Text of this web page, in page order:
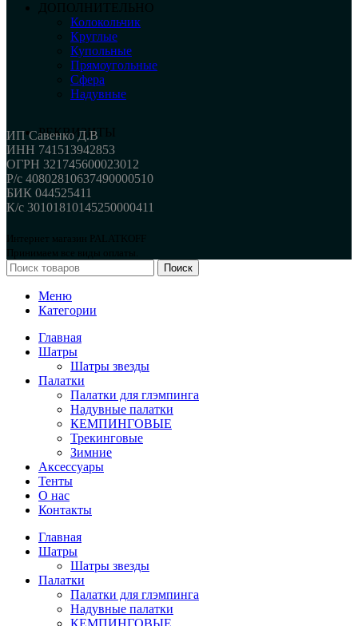
ДОПОЛНИТЕЛЬНО
Колокольчик
Круглые
Купольные
Прямоугольные
Сфера
Надувные
РЕКВИЗИТЫ
ИП Савенко Д.В
ИНН 741513942853
ОГРН 321745600023012
Р/с 40802810637490000510
БИК 044525411
К/с 30101810145250000411
Интернет магазин PALATKOFF
Принимаем все виды оплаты.
Поиск
Меню
Категории
Главная
Шатры
Шатры звезды
Палатки
Палатки для глэмпинга
Надувные палатки
КЕМПИНГОВЫЕ
Трекинговые
Зимние
Аксессуары
Тенты
О нас
Контакты
Главная
Шатры
Шатры звезды
Палатки
Палатки для глэмпинга
Надувные палатки